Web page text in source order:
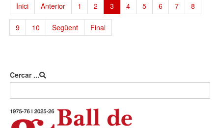
Inici Anterior 1 2 3 4 5 6 7 8
9 10 Següent Final
Cercar ...